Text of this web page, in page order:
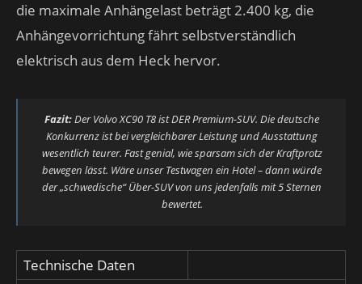
die maximale Anhängelast beträgt 2.400 kg, die
Anhängevorrichtung fährt selbstverständlich
elektrisch aus dem Heck hervor.
Fazit:Der Volvo XC90 T8 ist DER Premium-SUV. Die deutsche
Konkurrenz ist bei vergleichbarer Leistung und Ausstattung
wesentlich teurer. Fast genial, wie sparsam sich der Kraftprotz
bewegen lässt. Wäre unser Testwagen ein Hotel – dann würde
der „schwedische“ Über-SUV von uns jedenfalls mit 5 Sternen
bewertet.
Technische Daten